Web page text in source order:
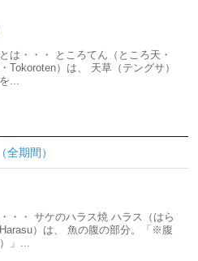
は・・・ ところてん（ところ天・
Tokoroten）は、 天草（テングサ）
...
期間）
・・ サケのハラス焼 ハラス（はら
）は、 魚の腹の部分。「※腹
」...